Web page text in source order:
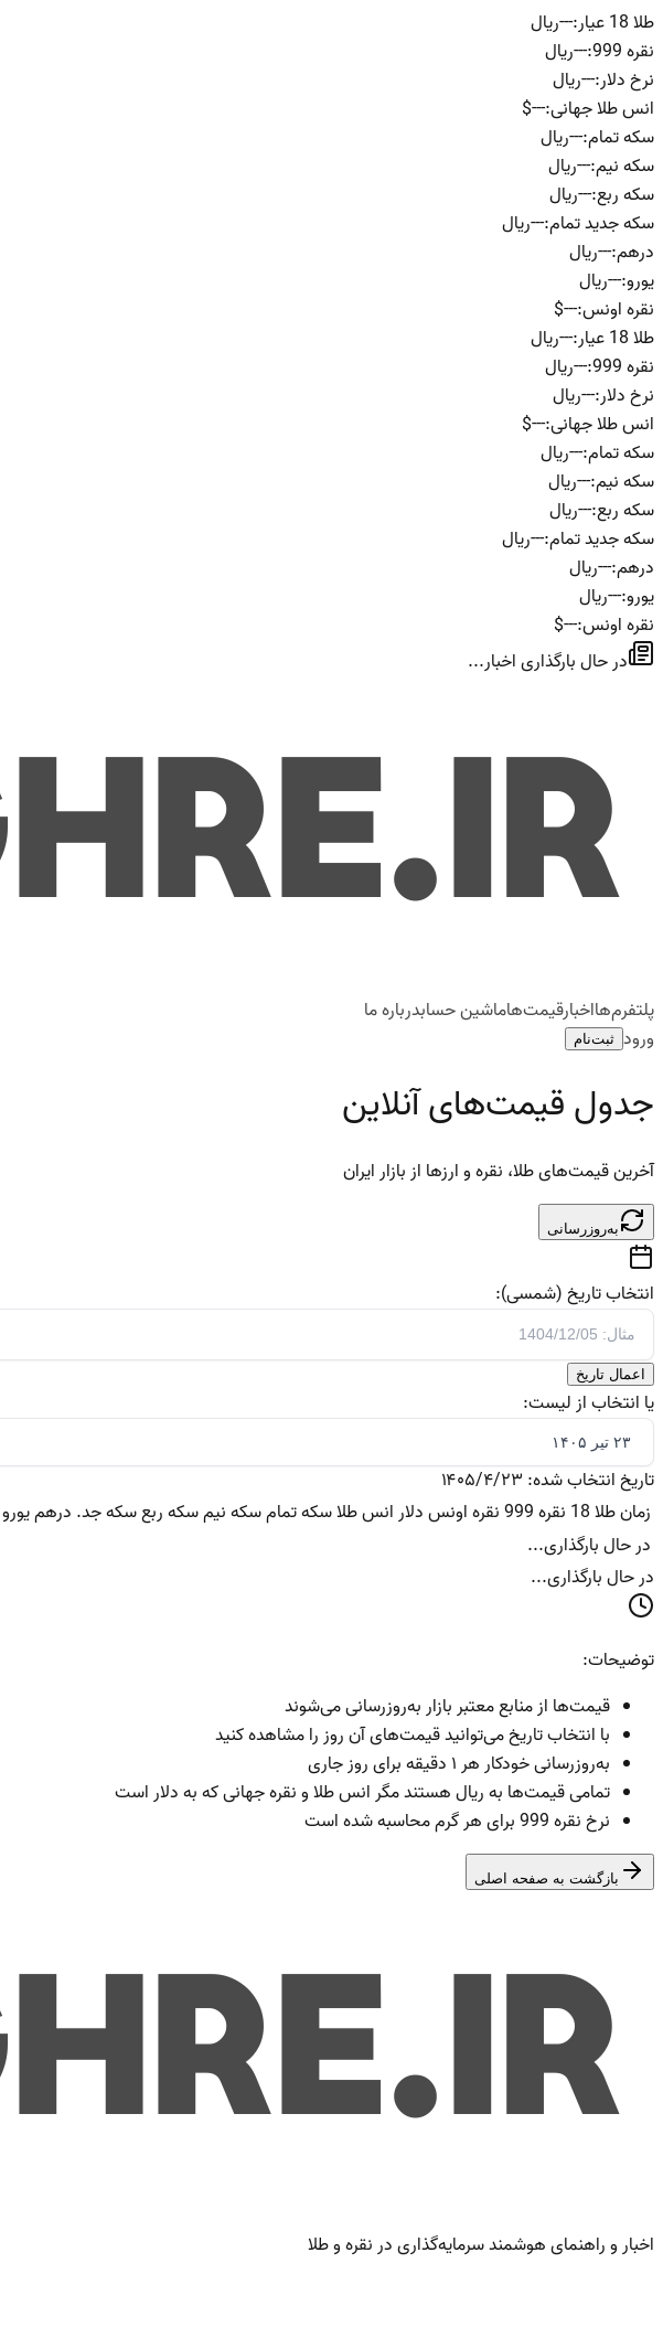
طلا 18 عیار :
---ریال
نقره 999
:
---ریال
نرخ دلار:
---ریال
انس طلا جهانی:
---
$
سکه تمام:
---ریال
سکه نیم:
---ریال
سکه ربع:
---ریال
سکه جدید تمام:
---ریال
درهم:
---ریال
یورو:
---ریال
نقره اونس:
---
$
طلا 18 عیار
:
---ریال
نقره 999
:
---ریال
نرخ دلار:
---ریال
انس طلا جهانی:
---
$
سکه تمام:
---ریال
سکه نیم:
---ریال
سکه ربع:
---ریال
سکه جدید تمام:
---ریال
درهم:
---ریال
یورو:
---ریال
نقره اونس:
---
$
در حال بارگذاری اخبار...
پلتفرم‌هااخبارقیمت‌هاماشین حسابدرباره ما
ورود ثبت‌نام
جدول قیمت‌های آنلاین
آخرین قیمت‌های طلا، نقره و ارزها از بازار ایران
به‌روزرسانی
انتخاب تاریخ (شمسی):
اعمال تاریخ
یا انتخاب از لیست:
تاریخ انتخاب شده: ۱۴۰۵/۴/۲۳
زمانطلا 18 نقره 999 نقره اونسدلار انس طلاسکه تمامسکه نیمسکه ربعسکه جد. درهمیورو
در حال بارگذاری...
در حال بارگذاری...
توضیحات:
قیمت‌ها از منابع معتبر بازار به‌روزرسانی می‌شوند
با انتخاب تاریخ می‌توانید قیمت‌های آن روز را مشاهده کنید
به‌روزرسانی خودکار هر ۱ دقیقه برای روز جاری
تمامی قیمت‌ها به ریال هستند مگر انس طلا و نقره جهانی که به دلار است
نرخ نقره 999 برای هر گرم محاسبه شده است
بازگشت به صفحه اصلی
اخبار و راهنمای هوشمند سرمایه‌گذاری در نقره و طلا